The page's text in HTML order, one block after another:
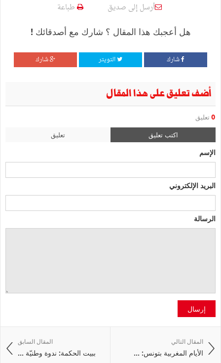
أرسل إلى صديق طباعة
هل أعجبك هذا المقال ؟ شارك مع أصدقائك !
شارك التويتر شارك
أضف تعليق على هذا المقال
0 تعليق
اكتب تعليق تعليق
الإسم
البريد الإلكتروني
الرسالة
إرسال
المقال السابق
ببيت الحكمة: ندوة وطنيّة ...
المقال التالي
الأيام المغربية بتونس: ...